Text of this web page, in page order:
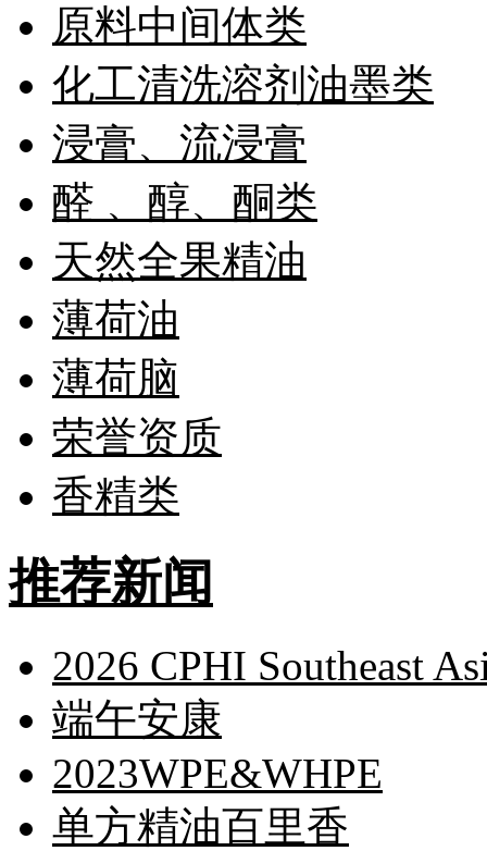
原料中间体类
化工清洗溶剂油墨类
浸膏、流浸膏
醛 、醇、酮类
天然全果精油
薄荷油
薄荷脑
荣誉资质
香精类
推荐新闻
2026 CPHI Southeast
端午安康
2023WPE&WHPE
单方精油百里香